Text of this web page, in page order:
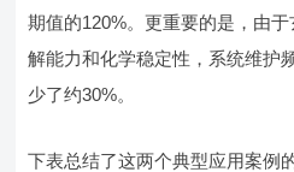
期值的120%。更重要的是，由
解能力和化学稳定性，系统维护
少了约30%。
下表总结了这两个典型应用案例